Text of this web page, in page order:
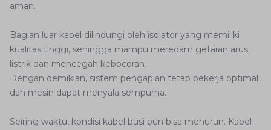
aman.
Bagian luar kabel dilindungi oleh isolator yang memiliki
kualitas tinggi, sehingga mampu meredam getaran arus
listrik dan mencegah kebocoran.
Dengan demikian, sistem pengapian tetap bekerja optimal
dan mesin dapat menyala sempurna.
Seiring waktu, kondisi kabel busi pun bisa menurun. Kabel